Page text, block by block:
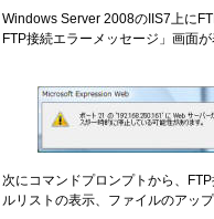
Windows Server 2008のIIS7上に
FTP接続エラーメッセージ」画面が
次にコマンドプロンプトから、
ルリストの表示、ファイルのアッ